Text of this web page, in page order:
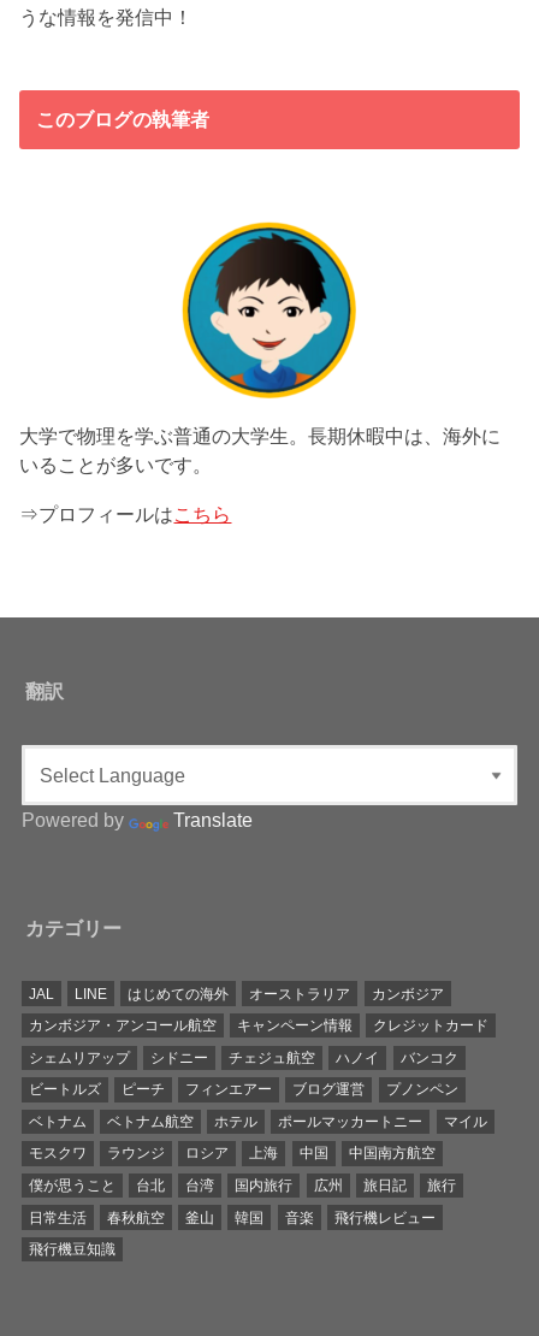
うな情報を発信中！
このブログの執筆者
大学で物理を学ぶ普通の大学生。長期休暇中は、海外に
いることが多いです。
⇒プロフィールはこちら
翻訳
Powered by Translate
カテゴリー
JAL LINE はじめての海外 オーストラリア
カンボジア
カンボジア・アンコール航空
キャンペーン情報
クレジットカード
シェムリアップ
シドニー チェジュ航空 ハノイ
バンコク
ビートルズ
ピーチ フィンエアー ブログ運営
プノンペン
ベトナム
ベトナム航空 ホテル ポールマッカートニー
マイル
モスクワ
ラウンジ ロシア 上海 中国
中国南方航空
僕が思うこと
台北 台湾 国内旅行 広州 旅日記
旅行
日常生活
春秋航空 釜山 韓国 音楽
飛行機レビュー
飛行機豆知識